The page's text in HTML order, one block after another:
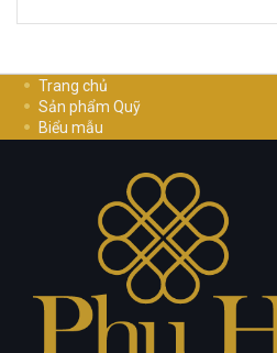
Trang chủ
Sản phẩm Quỹ
Biểu mẫu
Cơ Hội Nghề Nghiệp
Chính sách bảo mật